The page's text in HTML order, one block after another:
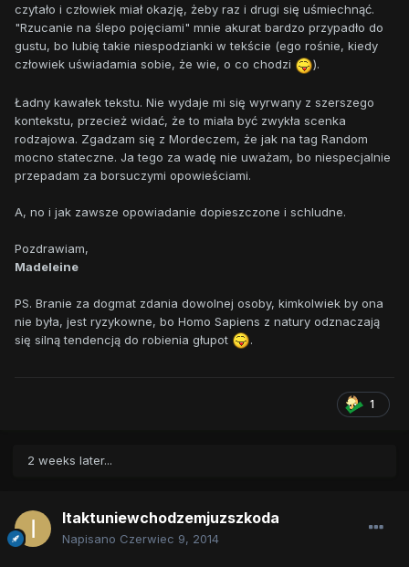
czytało i człowiek miał okazję, żeby raz i drugi się uśmiechnąć.
"Rzucanie na ślepo pojęciami" mnie akurat bardzo przypadło do
gustu, bo lubię takie niespodzianki w tekście (ego rośnie, kiedy
człowiek uświadamia sobie, że wie, o co chodzi
).
Ładny kawałek tekstu. Nie wydaje mi się wyrwany z szerszego
kontekstu, przecież widać, że to miała być zwykła scenka
rodzajowa. Zgadzam się z Mordeczem, że jak na tag Random
mocno stateczne. Ja tego za wadę nie uważam, bo niespecjalnie
przepadam za borsuczymi opowieściami.
A, no i jak zawsze opowiadanie dopieszczone i schludne.
Pozdrawiam,
Madeleine
PS. Branie za dogmat zdania dowolnej osoby, kimkolwiek by ona
nie była, jest ryzykowne, bo Homo Sapiens z natury odznaczają
się silną tendencją do robienia głupot
.
1
2 weeks later...
Itaktuniewchodzemjuzszkoda
Napisano Czerwiec 9, 2014